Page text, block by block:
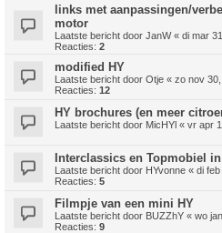
links met aanpassingen/
motor
Laatste bericht door JanW« di mar
Reacties: 2
modified HY
Laatste bericht door Otje « zo nov
Reacties: 12
HY brochures (en meer
Laatste bericht door MicHYl « vr apr
Interclassics en Topmobiel
Laatste bericht door HYvonne « di
Reacties: 5
Filmpje van een mini HY
Laatste bericht door BUZZhY « wo
Reacties: 9